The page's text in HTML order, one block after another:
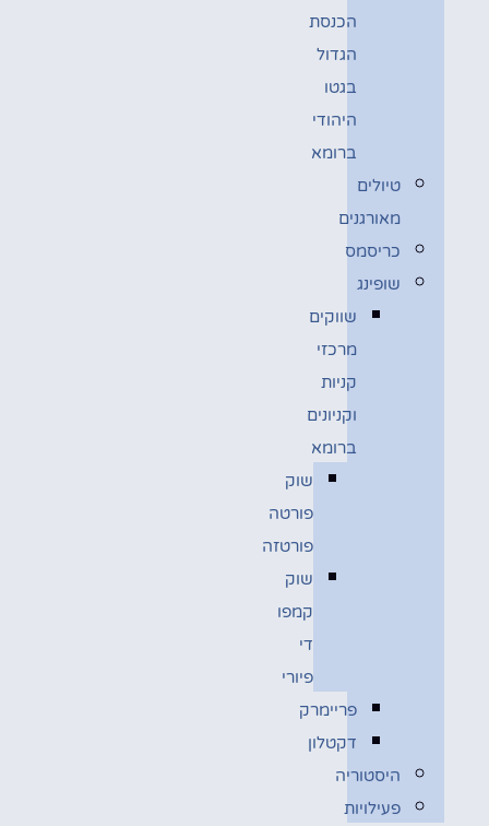
הכנסת
הגדול
בגטו
היהודי
ברומא
טיולים
מאורגנים
כריסמס
שופינג
שווקים
מרכזי
קניות
וקניונים
ברומא
שוק
פורטה
פורטזה
שוק
קמפו
די
פיורי
פריימרק
דקטלון
היסטוריה
פעילויות